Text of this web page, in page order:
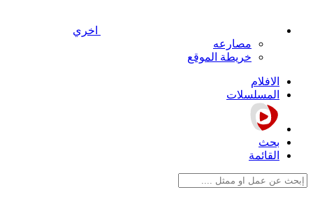
اخري
مصارعه
خريطة الموقع
الافلام
المسلسلات
بحث
القائمة